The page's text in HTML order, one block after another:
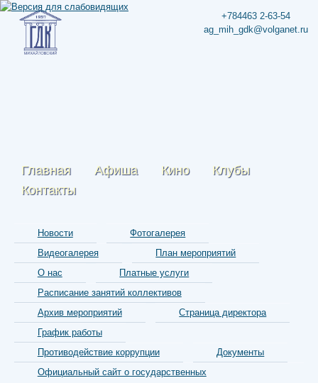
+784463 2-63-54
ag_mih_gdk@volganet.ru
Главная Афиша Кино
Клубы
Контакты
Новости
Фотогалерея
Видеогалерея
План мероприятий
О нас
Платные услуги
Расписание занятий коллективов
Архив мероприятий
Страница директора
График работы
Противодействие коррупции
Документы
Официальный сайт о государственных